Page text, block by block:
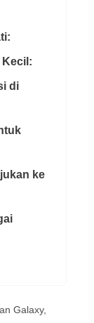
Kecil:
di
ke
Galaxy,